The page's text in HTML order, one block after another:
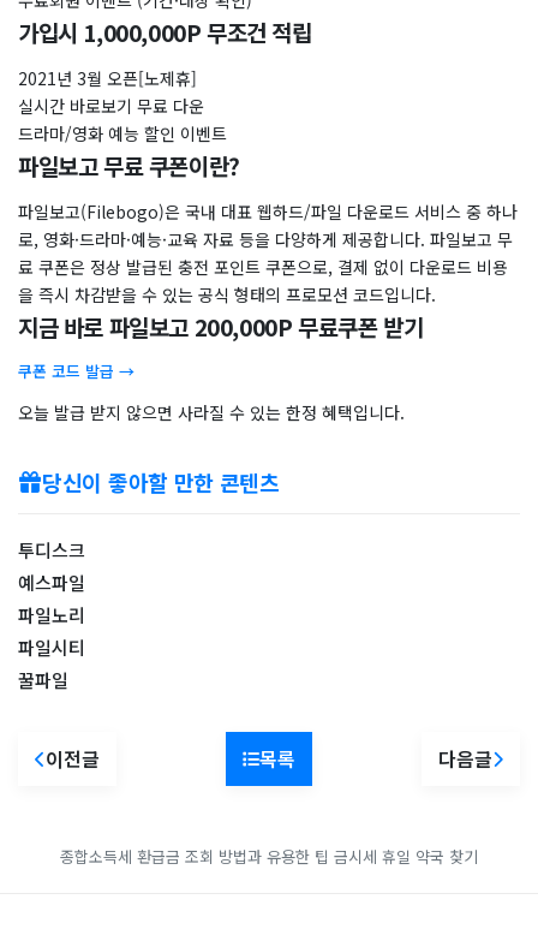
가입시 1,000,000P 무조건 적립
2021년 3월 오픈[노제휴]
실시간 바로보기 무료 다운
드라마/영화 예능 할인 이벤트
파일보고 무료 쿠폰이란?
파일보고(Filebogo)은 국내 대표 웹하드/파일 다운로드 서비스 중 하나
로, 영화·드라마·예능·교육 자료 등을 다양하게 제공합니다. 파일보고 무
료 쿠폰은 정상 발급된 충전 포인트 쿠폰으로, 결제 없이 다운로드 비용
을 즉시 차감받을 수 있는 공식 형태의 프로모션 코드입니다.
지금 바로 파일보고 200,000P 무료쿠폰 받기
쿠폰 코드 발급 →
오늘 발급 받지 않으면 사라질 수 있는 한정 혜택입니다.
당신이 좋아할 만한 콘텐츠
투디스크
예스파일
파일노리
파일시티
꿀파일
이전글 목록 다음글
종합소득세 환급금 조회 방법과 유용한 팁 금시세 휴일 약국 찾기